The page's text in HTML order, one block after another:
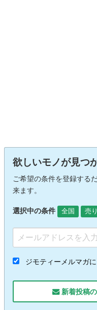
欲しいモノが見つ
ご希望の条件を登録する
来ます。
選択中の条件 全国 売
ジモティーメルマガ
新着投稿